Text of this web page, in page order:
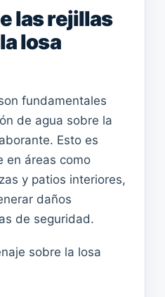
las rejillas
losa
fundamentales
de agua sobre la
Esto es
en áreas como
y patios interiores,
daños
de seguridad.
sobre la losa